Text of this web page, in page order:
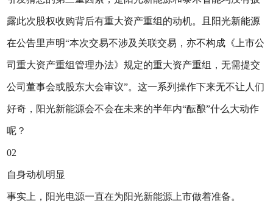
露此次股权收购背后有重大资产重组的动机。且阳光新能源
在公告里声明“本次交易不涉及关联交易，亦不构成《上市公
司重大资产重组管理办法》规定的重大资产重组，无需提交
公司董事会或股东大会审议”。这一系列操作下来无不让人们
好奇，阳光新能源会不会在未来的半年内“酝酿”什么大动作
呢？
02
自身动机明显
事实上，阳光电源一直在为阳光新能源上市做着准备。